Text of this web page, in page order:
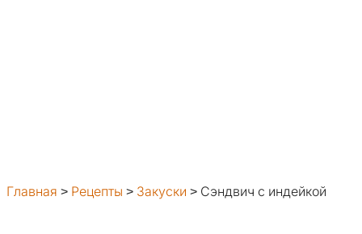
Главная > Рецепты > Закуски > Сэндвич с индейкой